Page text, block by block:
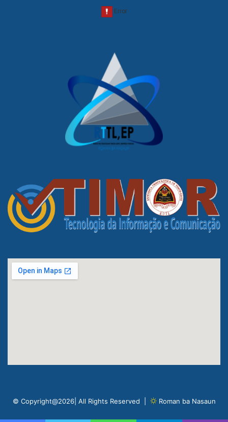
© Copyright@2026| All Rights Reserved | Roman ba Nasaun